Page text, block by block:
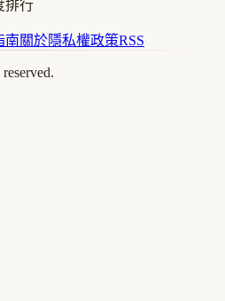
排行
南關於隱私權政策RSS